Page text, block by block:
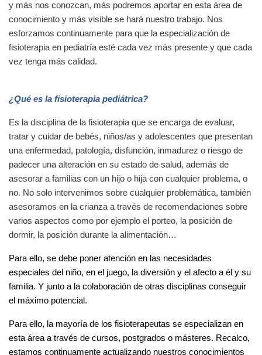
y más nos conozcan, más podremos aportar en esta área de
conocimiento y más visible se hará nuestro trabajo. Nos
esforzamos continuamente para que la especialización de
fisioterapia en pediatría esté cada vez más presente y que cada
vez tenga más calidad.
¿Qué es la fisioterapia pediátrica?
Es la disciplina de la fisioterapia que se encarga de evaluar,
tratar y cuidar de bebés, niños/as y adolescentes que presentan
una enfermedad, patología, disfunción, inmadurez o riesgo de
padecer una alteración en su estado de salud, además de
asesorar a familias con un hijo o hija con cualquier problema, o
no. No solo intervenimos sobre cualquier problemática, también
asesoramos en la crianza a través de recomendaciones sobre
varios aspectos como por ejemplo el porteo, la posición de
dormir, la posición durante la alimentación…
Para ello, se debe poner atención en las necesidades
especiales del niño, en el juego, la diversión y el afecto a él y su
familia. Y junto a la colaboración de otras disciplinas conseguir
el máximo potencial.
Para ello, la mayoría de los fisioterapeutas se especializan en
esta área a través de cursos, postgrados o másteres. Recalco,
estamos continuamente actualizando nuestros conocimientos